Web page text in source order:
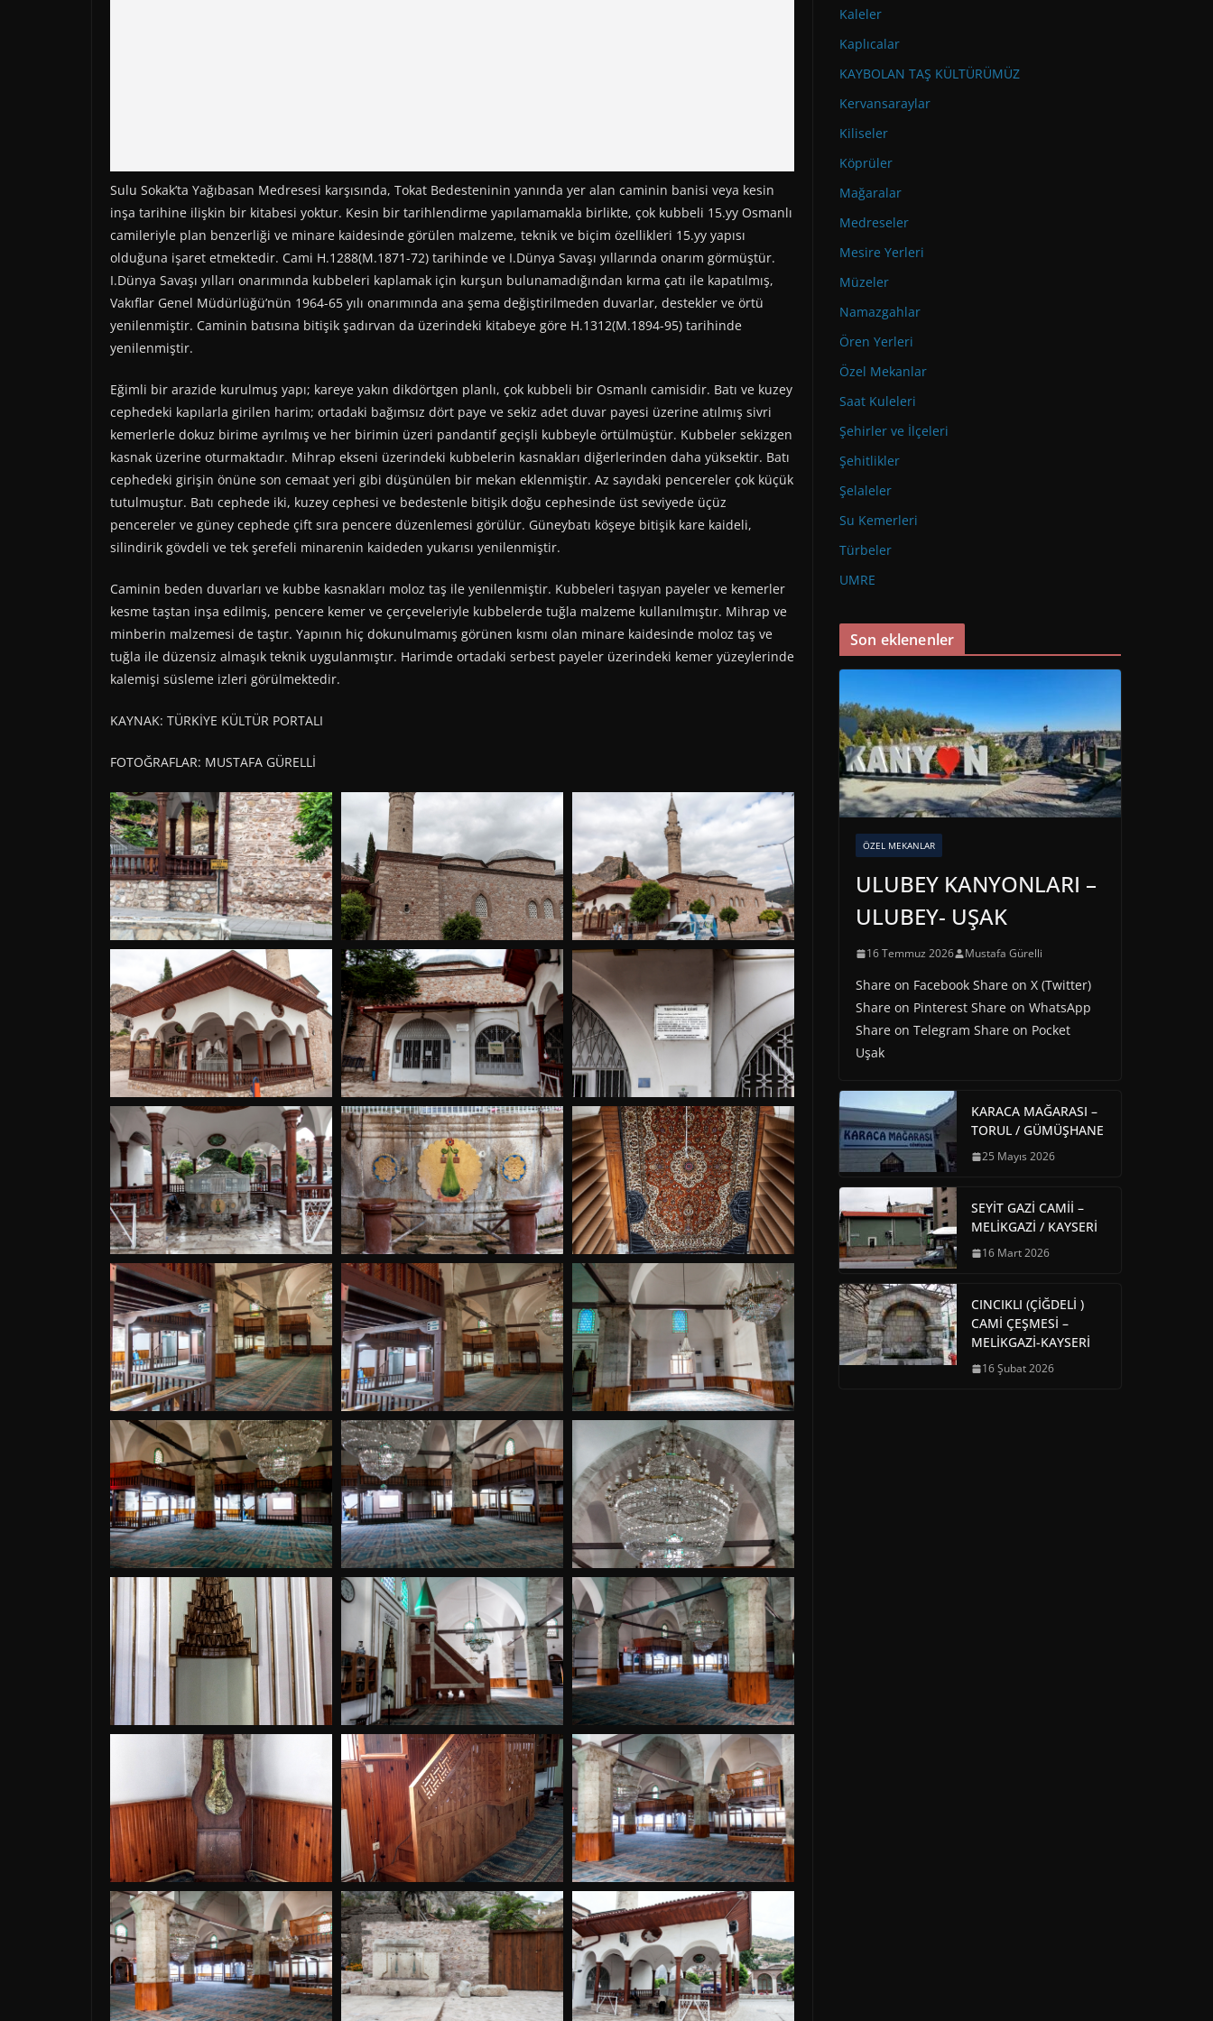
Sulu Sokak’ta Yağıbasan Medresesi karşısında, Tokat Bedesteninin yanında yer alan caminin banisi veya kesin
inşa tarihine ilişkin bir kitabesi yoktur. Kesin bir tarihlendirme yapılamamakla birlikte, çok kubbeli 15.yy Osmanlı
camileriyle plan benzerliği ve minare kaidesinde görülen malzeme, teknik ve biçim özellikleri 15.yy yapısı
olduğuna işaret etmektedir. Cami H.1288(M.1871-72) tarihinde ve I.Dünya Savaşı yıllarında onarım görmüştür.
I.Dünya Savaşı yılları onarımında kubbeleri kaplamak için kurşun bulunamadığından kırma çatı ile kapatılmış,
Vakıflar Genel Müdürlüğü’nün 1964-65 yılı onarımında ana şema değiştirilmeden duvarlar, destekler ve örtü
yenilenmiştir. Caminin batısına bitişik şadırvan da üzerindeki kitabeye göre H.1312(M.1894-95) tarihinde
yenilenmiştir.
Eğimli bir arazide kurulmuş yapı; kareye yakın dikdörtgen planlı, çok kubbeli bir Osmanlı camisidir. Batı ve kuzey
cephedeki kapılarla girilen harim; ortadaki bağımsız dört paye ve sekiz adet duvar payesi üzerine atılmış sivri
kemerlerle dokuz birime ayrılmış ve her birimin üzeri pandantif geçişli kubbeyle örtülmüştür. Kubbeler sekizgen
kasnak üzerine oturmaktadır. Mihrap ekseni üzerindeki kubbelerin kasnakları diğerlerinden daha yüksektir. Batı
cephedeki girişin önüne son cemaat yeri gibi düşünülen bir mekan eklenmiştir. Az sayıdaki pencereler çok küçük
tutulmuştur. Batı cephede iki, kuzey cephesi ve bedestenle bitişik doğu cephesinde üst seviyede üçüz
pencereler ve güney cephede çift sıra pencere düzenlemesi görülür. Güneybatı köşeye bitişik kare kaideli,
silindirik gövdeli ve tek şerefeli minarenin kaideden yukarısı yenilenmiştir.
Caminin beden duvarları ve kubbe kasnakları moloz taş ile yenilenmiştir. Kubbeleri taşıyan payeler ve kemerler
kesme taştan inşa edilmiş, pencere kemer ve çerçeveleriyle kubbelerde tuğla malzeme kullanılmıştır. Mihrap ve
minberin malzemesi de taştır. Yapının hiç dokunulmamış görünen kısmı olan minare kaidesinde moloz taş ve
tuğla ile düzensiz almaşık teknik uygulanmıştır. Harimde ortadaki serbest payeler üzerindeki kemer yüzeylerinde
kalemişi süsleme izleri görülmektedir.
KAYNAK: TÜRKİYE KÜLTÜR PORTALI
FOTOĞRAFLAR: MUSTAFA GÜRELLİ
Kaleler
Kaplıcalar
KAYBOLAN TAŞ KÜLTÜRÜMÜZ
Kervansaraylar
Kiliseler
Köprüler
Mağaralar
Medreseler
Mesire Yerleri
Müzeler
Namazgahlar
Ören Yerleri
Özel Mekanlar
Saat Kuleleri
Şehirler ve İlçeleri
Şehitlikler
Şelaleler
Su Kemerleri
Türbeler
UMRE
Son eklenenler
ÖZEL MEKANLAR
ULUBEY KANYONLARI –
ULUBEY- UŞAK
16 Temmuz 2026 Mustafa Gürelli
Share on Facebook Share on X (Twitter)
Share on Pinterest Share on WhatsApp
Share on Telegram Share on Pocket
Uşak
KARACA MAĞARASI –
TORUL / GÜMÜŞHANE
25 Mayıs 2026
SEYİT GAZİ CAMİİ –
MELİKGAZİ / KAYSERİ
16 Mart 2026
CINCIKLI (ÇİĞDELİ )
CAMİ ÇEŞMESİ –
MELİKGAZİ-KAYSERİ
16 Şubat 2026